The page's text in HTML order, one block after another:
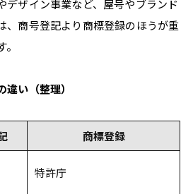
デザイン事業など、屋号やブランド
、商号登記より商標登録のほうが重
い（整理）
商標登録
特許庁